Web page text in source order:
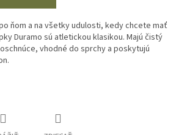
ňom a na všetky udulosti, kedy chcete mať
Duramo sú atletickou klasikou. Majú čistý
vhodné do sprchy a poskytujú